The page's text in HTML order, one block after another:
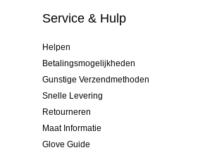
Service & Hulp
Helpen
Betalingsmogelijkheden
Gunstige Verzendmethoden
Snelle Levering
Retourneren
Maat Informatie
Glove Guide